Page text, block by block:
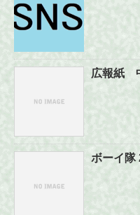
広報紙
ボーイ隊